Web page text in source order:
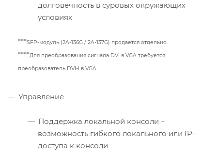
долговечность в суровых окружающих
условиях
***SFP-модуль (2A-136G / 2A-137G) продается отдельно.
****Для преобразования сигнала DVI в VGA требуется
преобразователь DVI-I в VGA.
Управление
Поддержка локальной консоли –
возможность гибкого локального или IP-
доступа к консоли